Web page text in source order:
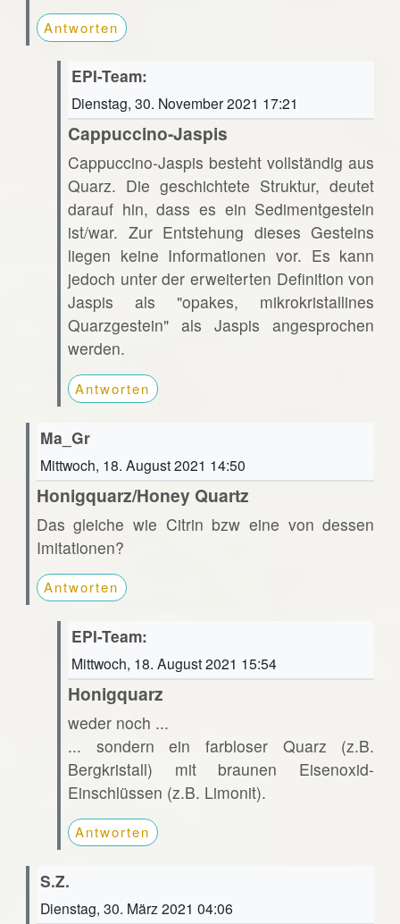
Antworten
EPI-Team:
Dienstag, 30. November 2021 17:21
Cappuccino-Jaspis
Cappuccino-Jaspis besteht vollständig aus
Quarz. Die geschichtete Struktur, deutet
darauf hin, dass es ein Sedimentgestein
ist/war. Zur Entstehung dieses Gesteins
liegen keine Informationen vor. Es kann
jedoch unter der erweiterten Definition von
Jaspis als "opakes, mikrokristallines
Quarzgestein" als Jaspis angesprochen
werden.
Antworten
Ma_Gr
Mittwoch, 18. August 2021 14:50
Honigquarz/Honey Quartz
Das gleiche wie Citrin bzw eine von dessen
Imitationen?
Antworten
EPI-Team:
Mittwoch, 18. August 2021 15:54
Honigquarz
weder noch ...
... sondern ein farbloser Quarz (z.B.
Bergkristall) mit braunen Eisenoxid-
Einschlüssen (z.B. Limonit).
Antworten
S.Z.
Dienstag, 30. März 2021 04:06